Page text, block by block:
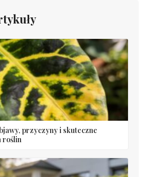
przyczyny i skuteczne
roślin